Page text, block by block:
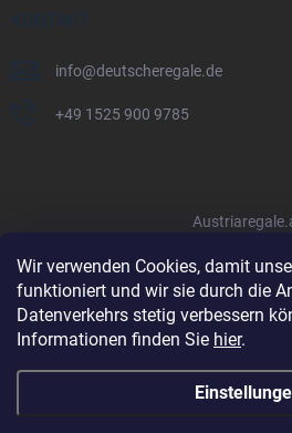
Wir verwenden Cookies, damit
funktioniert und wir sie durch die
Datenverkehrs stetig verbessern
Informationen finden Sie hier.
KONTAKT
info@deutscheregale.de
+49 1525 900 9785